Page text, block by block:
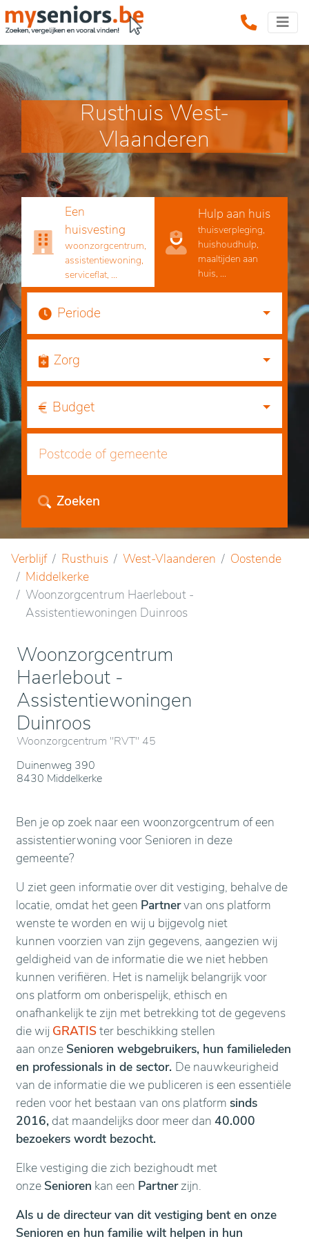
Rusthuis West-
Vlaanderen
Een
huisvesting
woonzorgcentrum,
assistentiewoning,
serviceflat, ...
Hulp aan huis
thuisverpleging,
huishoudhulp,
maaltijden aan
huis, ...
Periode
Zorg
Budget
Zoeken
Verblijf Rusthuis West-Vlaanderen
Oostende
Middelkerke
Woonzorgcentrum Haerlebout -
Assistentiewoningen Duinroos
Woonzorgcentrum
Haerlebout -
Assistentiewoningen
Duinroos
Woonzorgcentrum "RVT" 45
Duinenweg 390
8430 Middelkerke
Ben je op zoek naar een woonzorgcentrum of een
assistentierwoning voor Senioren in deze
gemeente?
U ziet geen informatie over dit vestiging, behalve de
locatie, omdat het geen Partnervan ons platform
wenste te worden en wij u bijgevolg niet
kunnen voorzien van zijn gegevens, aangezien wij
geldigheid van de informatie die we niet hebben
kunnen verifiëren. Het is namelijk belangrijk voor
ons platform om onberispelijk, ethisch en
onafhankelijk te zijn met betrekking tot de gegevens
die wij GRATISter beschikking stellen
aan onze Senioren webgebruikers, hun familieleden
en professionals in de sector. De nauwkeurigheid
van de informatie die we publiceren is een essentiële
reden voor het bestaan van ons platform sinds
2016, dat maandelijks door meer dan 40.000
bezoekers wordt bezocht.
Elke vestiging die zich bezighoudt met
onze Senioren kan een Partnerzijn.
Als u de directeur van dit vestiging bent en onze
Senioren en hun familie wilt helpen in hun